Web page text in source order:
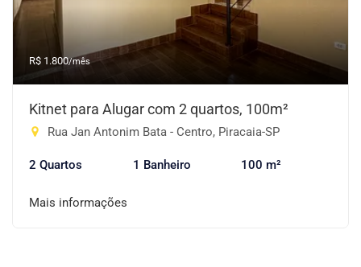
R$ 1.800/mês
Kitnet para Alugar com 2 quartos, 100m²
Rua Jan Antonim Bata - Centro, Piracaia-SP
2 Quartos 1 Banheiro 100 m²
Mais informações